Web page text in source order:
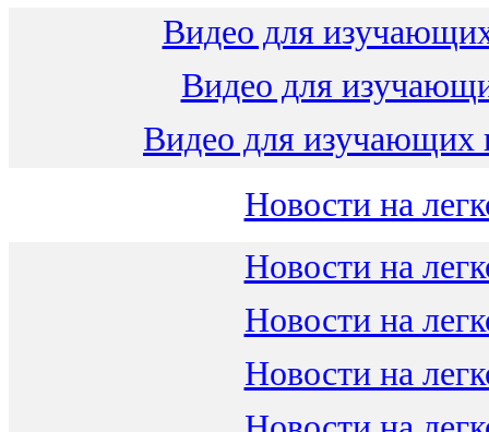
Видео для
Видео для
Видео для изучающих
Новости на
Новости на
Новости на
Новости на